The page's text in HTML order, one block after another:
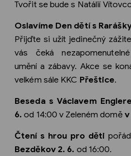
Tvořit se bude s Natálií
Oslavíme Den dětí s
Přijďte si užít jedinečný
vás čeká
umění a zábavy. Akce se
velkém sále KKC Přeštice.
Beseda s Václavem
6. od 14:00 v Zeleném domě
Čtení s hrou pro děti
Bezděkov 2. 6. od 16:00.